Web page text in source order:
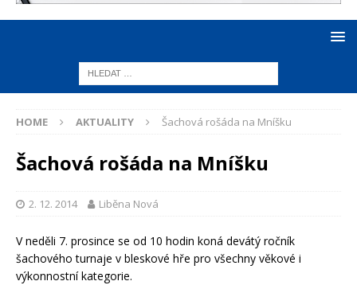
HOME AKTUALITY Šachová rošáda na Mníšku
Šachová rošáda na Mníšku
2. 12. 2014 Liběna Nová
V neděli 7. prosince se od 10 hodin koná devátý ročník
šachového turnaje v bleskové hře pro všechny věkové i
výkonnostní kategorie.